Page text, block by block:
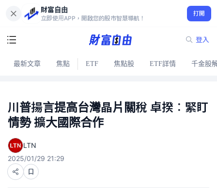
財富自由
立即使用APP，開啟您的股市智慧導航！
打開
登入
最新文章 焦點 ETF 焦點股 ETF詳情 千金股
川普揚言提高台灣晶片關稅 卓揆︰緊盯
情勢 擴大國際合作
LTN
2025/01/29 21:29